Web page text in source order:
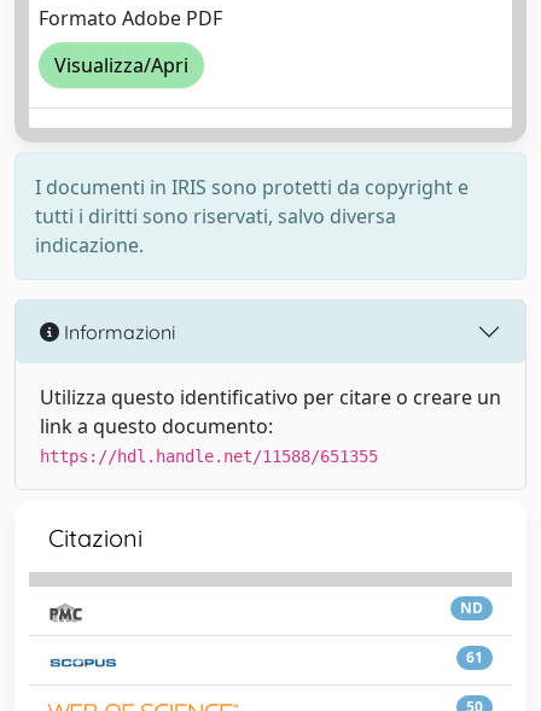
Formato Adobe PDF
Visualizza/Apri
I documenti in IRIS sono protetti da copyright e
tutti i diritti sono riservati, salvo diversa
indicazione.
Informazioni
Utilizza questo identificativo per citare o creare un
link a questo documento:
https://hdl.handle.net/11588/651355
Citazioni
ND
61